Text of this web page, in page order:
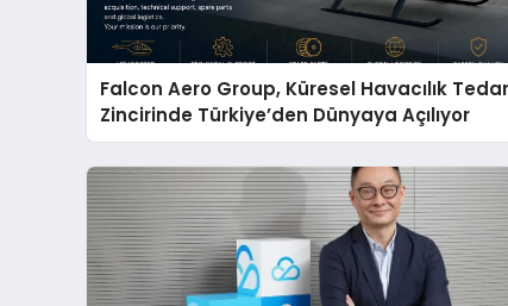
Falcon Aero Group, Küresel Havacılık
Zincirinde Türkiye’den Dünyaya Açılıyor